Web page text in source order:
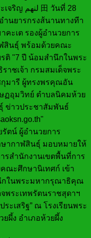
ตน์ ผู้อำนวยการ
ากาฬสินธุ์ มอบหมายให้
รสำนักงานเขตพื้นที่การ
ณะศึกษานิเทศก์ เข้า
กในพระมหากรุณาธิคุณ
พระเทพรัตนราชสุดาฯ
เสริฐ” ณ โรงเรียนพระ
ผึ้ง อำเภอห้วยผึ้ง